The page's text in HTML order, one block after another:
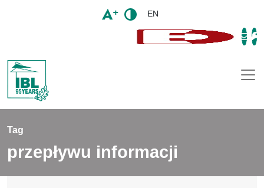
EN
Tag
przepływu informacji